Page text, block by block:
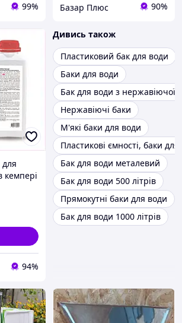
99% Базар Плюс 90%
кемпері
94%
Дивись також
Пластиковий бак для води
Баки для води
Бак для води з нержавіючої
Нержавіючі баки
М'які баки для води
Пластикові ємності, баки для
Бак для води металевий
Бак для води 500 літрів
Прямокутні баки для води
Бак для води 1000 літрів